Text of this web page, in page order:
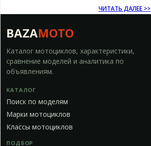
ЧИТАТЬ ДАЛЕЕ >>
BAZAMOTO
Каталог мотоциклов, характеристики,
сравнение моделей и аналитика по
объявлениям.
КАТАЛОГ
Поиск по моделям
Марки мотоциклов
Классы мотоциклов
ПОДБОР